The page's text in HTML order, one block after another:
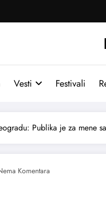
Vesti Festivali
Publika je za mene